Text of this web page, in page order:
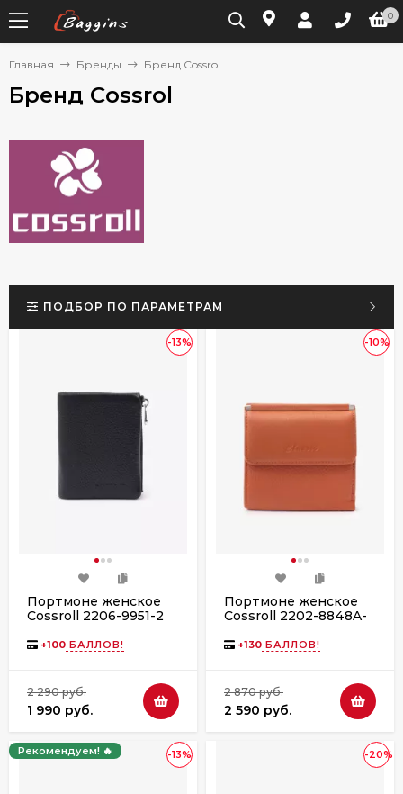
0
Главная Бренды Бренд Cossrol
Бренд Cossrol
ПОДБОР ПО ПАРАМЕТРАМ
-13%
Портмоне женское
Cossroll 2206-9951-2
+100 БАЛЛОВ!
2 290 руб.
1 990 руб.
-10%
Портмоне женское
Cossroll 2202-8848A-
+130 БАЛЛОВ!
2 870 руб.
2 590 руб.
-13%
Рекомендуем! 🔥 -20%